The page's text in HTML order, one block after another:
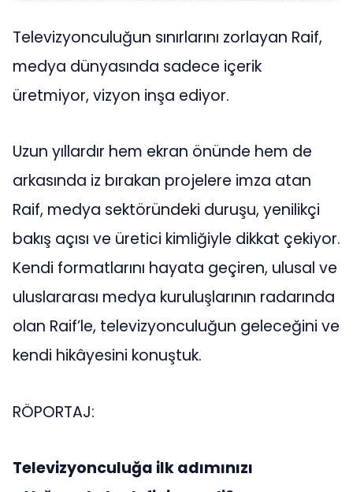
Televizyonculuğun sınırlarını zorlayan Raif,
medya dünyasında sadece içerik
üretmiyor, vizyon inşa ediyor.
Uzun yıllardır hem ekran önünde hem de
arkasında iz bırakan projelere imza atan
Raif, medya sektöründeki duruşu, yenilikçi
bakış açısı ve üretici kimliğiyle dikkat çekiyor.
Kendi formatlarını hayata geçiren, ulusal ve
uluslararası medya kuruluşlarının radarında
olan Raif’le, televizyonculuğun geleceğini ve
kendi hikâyesini konuştuk.
RÖPORTAJ:
Televizyonculuğa ilk adımınızı